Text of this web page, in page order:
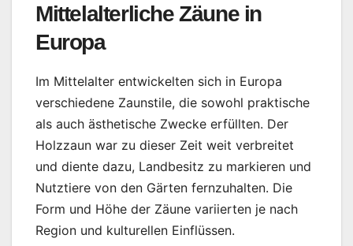
Mittelalterliche Zäune in
Europa
Im Mittelalter entwickelten sich in Europa
verschiedene Zaunstile, die sowohl praktische
als auch ästhetische Zwecke erfüllten. Der
Holzzaun war zu dieser Zeit weit verbreitet
und diente dazu, Landbesitz zu markieren und
Nutztiere von den Gärten fernzuhalten. Die
Form und Höhe der Zäune variierten je nach
Region und kulturellen Einflüssen.